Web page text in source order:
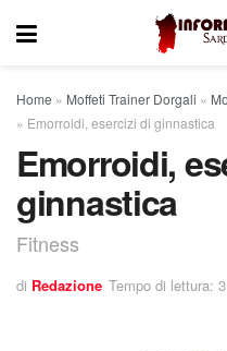
Home » Moffeti Trainer Dorgali »
» Emorroidi, esercizi di ginnastica
Emorroidi,
ginnastica
Fitness
di Redazione Tempo di lettura: